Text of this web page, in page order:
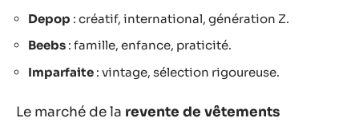
Depop : créatif, international, génération Z.
Beebs : famille, enfance, praticité.
Imparfaite : vintage, sélection rigoureuse.
Le marché de la revente de vêtements